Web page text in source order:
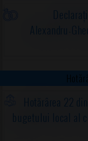
Alexandru-
Hotărârea 22
bugetului local al